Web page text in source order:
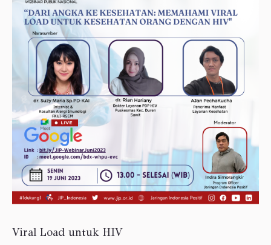
Viral Load untuk HIV